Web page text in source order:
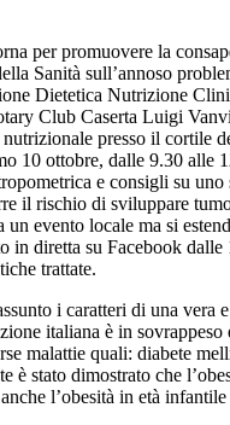
per promuovere la
Sanità sull’annoso
Dietetica Nutrizione
Club Caserta Luigi
presso il cortile
10 ottobre, dalle 9.30 alle
e consigli su
il rischio di sviluppare
evento locale ma si
in diretta su Facebook
trattate.
i caratteri di una vera
italiana è in
malattie quali: diabete
è stato dimostrato che
l’obesità in età